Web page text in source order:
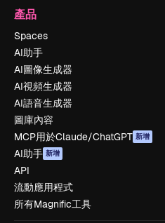
產品
Spaces
AI助手
AI圖像生成器
AI視頻生成器
AI語音生成器
圖庫內容
MCP用於Claude/ChatGPT 新增
AI助手 新增
API
流動應用程式
所有Magnific工具